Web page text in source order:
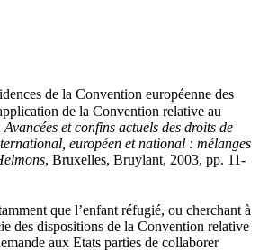
de la Convention européenne des
de la Convention relative au
Avancées et confins actuels des droits de
européen et national : mélanges
, Bruxelles, Bruylant, 2003, pp. 11-
que l’enfant réfugié, ou cherchant à
des dispositions de la Convention relative
aux Etats parties de collaborer